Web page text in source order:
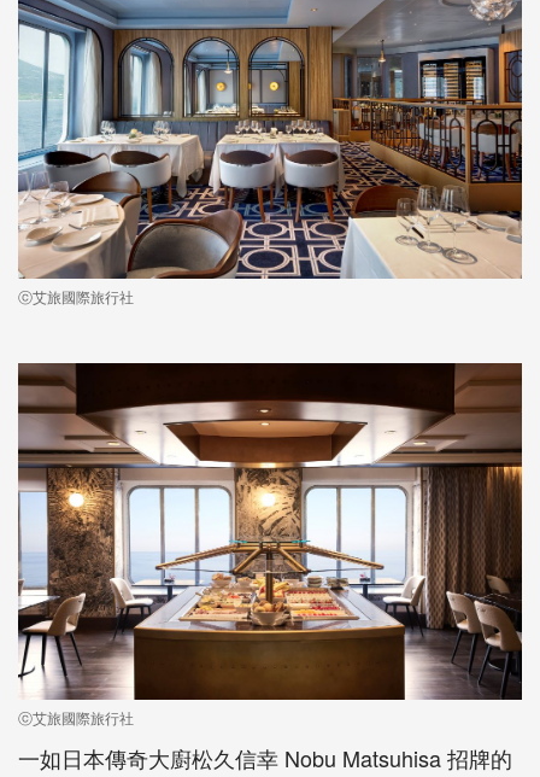
ⓒ艾旅國際旅行社
ⓒ艾旅國際旅行社
一如日本傳奇大廚松久信幸 Nobu Matsuhisa 招牌的